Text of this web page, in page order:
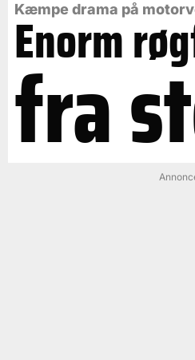
Kæmpe drama på
Enorm
fra